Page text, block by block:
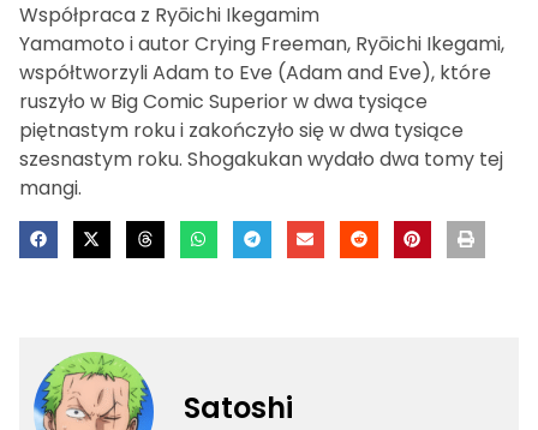
Współpraca z Ryōichi Ikegamim
Yamamoto i autor Crying Freeman, Ryōichi Ikegami,
współtworzyli Adam to Eve (Adam and Eve), które
ruszyło w Big Comic Superior w dwa tysiące
piętnastym roku i zakończyło się w dwa tysiące
szesnastym roku. Shogakukan wydało dwa tomy tej
mangi.
Satoshi